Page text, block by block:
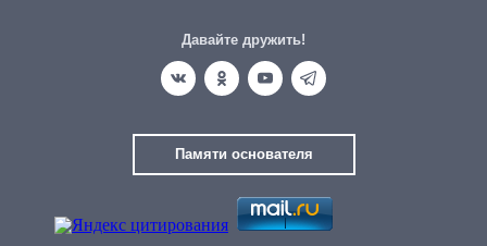
Давайте дружить!
Памяти основателя